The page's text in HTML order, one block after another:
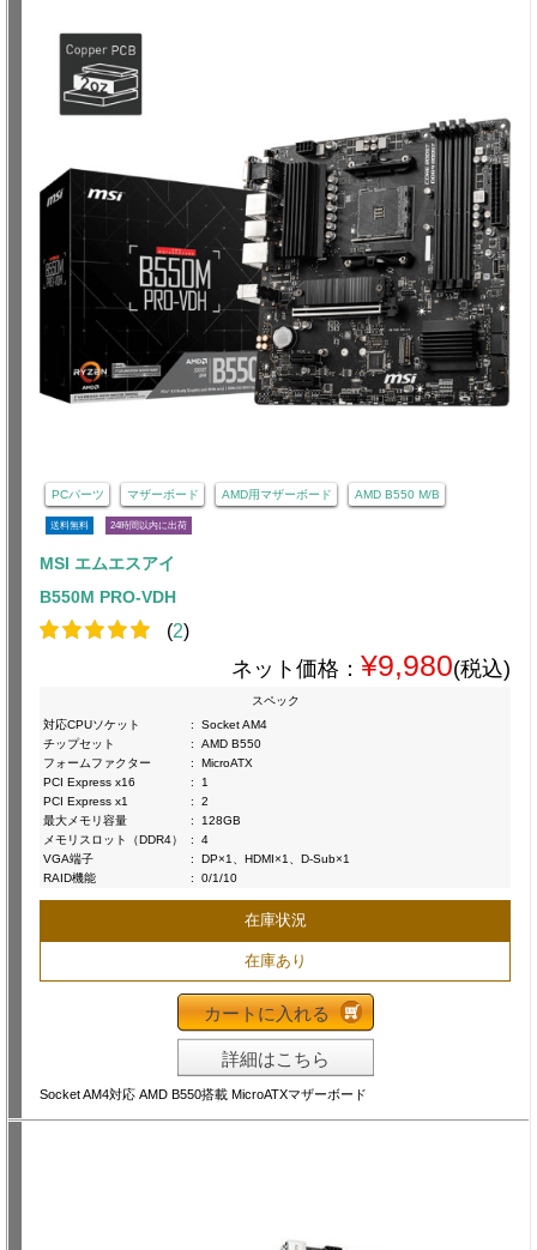
PCパーツ マザーボード AMD用マザーボード AMD B550 M/B
送料無料 24時間以内に出荷
MSI エムエスアイ
B550M PRO-VDH
(2)
ネット価格： ¥9,980(税込)
スペック
対応CPUソケット
:
Socket AM4
チップセット
:
AMD B550
フォームファクター
:
MicroATX
PCI Express x16
:
1
PCI Express x1
:
2
最大メモリ容量
:
128GB
メモリスロット（DDR4）
:
4
VGA端子
:
DP×1、HDMI×1、D-Sub×1
RAID機能
: 0/1/10
在庫状況
在庫あり
カートに入れる
詳細はこちら
Socket AM4対応 AMD B550搭載 MicroATXマザーボード